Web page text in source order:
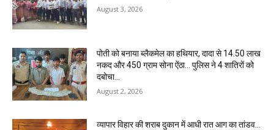
August 3, 2026
पोती को बनाया ब्लैकमेल का हथियार, दादा से 14.50 लाख
नकद और 450 ग्राम सोना ऐंठा… पुलिस ने 4 शातिरों को
दबोचा…
August 2, 2026
व्यापार विहार की शराब दुकान में आधी रात आग का तांडव…